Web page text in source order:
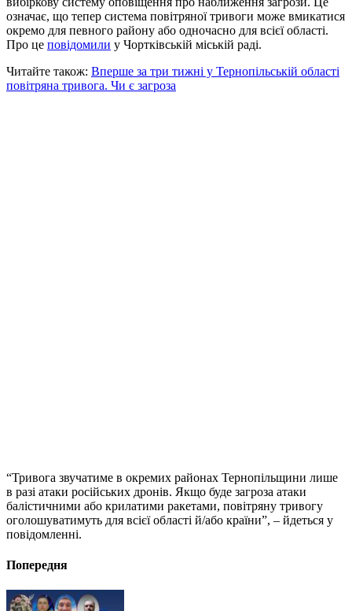
означає, що тепер система повітряної тривоги може вмикатися
окремо для певного району або одночасно для всієї області.
Про це повідомили у Чортківській міській раді.
Читайте також: Вперше за три тижні у Тернопільській області
повітряна тривога. Чи є загроза
“Тривога звучатиме в окремих районах Тернопільщини лише
в разі атаки російських дронів. Якщо буде загроза атаки
балістичними або крилатими ракетами, повітряну тривогу
оголошуватимуть для всієї області й/або країни”, – йдеться у
повідомленні.
Попередня